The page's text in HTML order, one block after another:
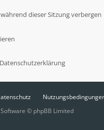
dieser Sitzung verbergen
Datenschutzerklärung
© phpBB Limited